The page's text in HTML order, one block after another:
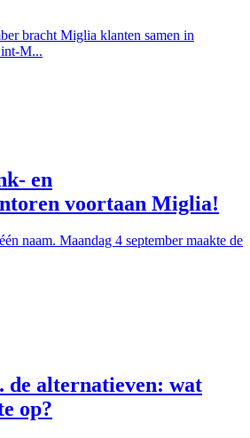
bracht Miglia klanten samen in
M...
en
voortaan Miglia!
naam. Maandag 4 september maakte de
de alternatieven: wat
op?